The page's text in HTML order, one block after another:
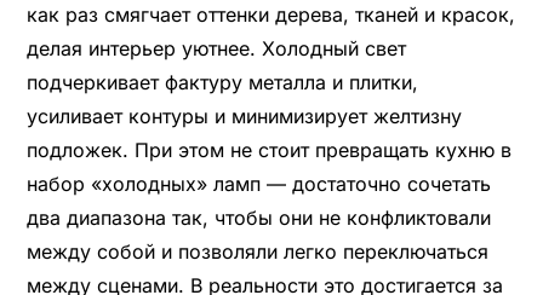
как раз смягчает оттенки дерева, тканей и красок,
делая интерьер уютнее. Холодный свет
подчеркивает фактуру металла и плитки,
усиливает контуры и минимизирует желтизну
подложек. При этом не стоит превращать кухню в
набор «холодных» ламп — достаточно сочетать
два диапазона так, чтобы они не конфликтовали
между собой и позволяли легко переключаться
между сценами. В реальности это достигается за